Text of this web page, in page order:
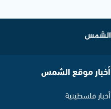
أخبار موقع الشمس
أخبار فلسطينية